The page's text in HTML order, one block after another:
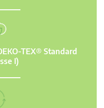
TEX® Standard
I)